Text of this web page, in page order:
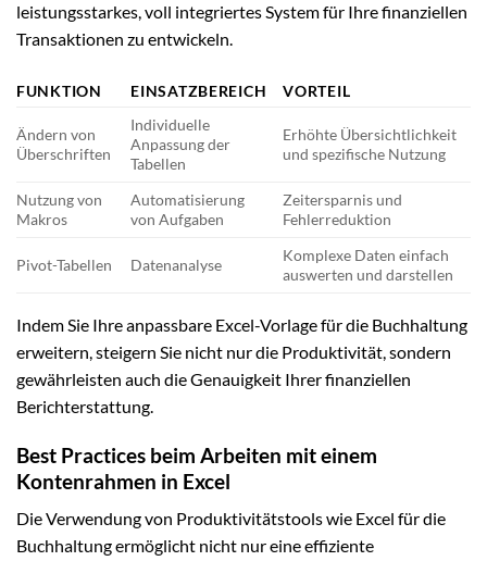
leistungsstarkes, voll integriertes System für Ihre finanziellen
Transaktionen zu entwickeln.
FUNKTION EINSATZBEREICH VORTEIL
Ändern von
Überschriften
Individuelle
Anpassung der
Tabellen
Erhöhte Übersichtlichkeit
und spezifische Nutzung
Nutzung von
Makros
Automatisierung
von Aufgaben
Zeitersparnis und
Fehlerreduktion
Pivot-Tabellen Datenanalyse
Komplexe Daten einfach
auswerten und darstellen
Indem Sie Ihre anpassbare Excel-Vorlage für die Buchhaltung
erweitern, steigern Sie nicht nur die Produktivität, sondern
gewährleisten auch die Genauigkeit Ihrer finanziellen
Berichterstattung.
Best Practices beim Arbeiten mit einem
Kontenrahmen in Excel
Die Verwendung von Produktivitätstools wie Excel für die
Buchhaltung ermöglicht nicht nur eine effiziente